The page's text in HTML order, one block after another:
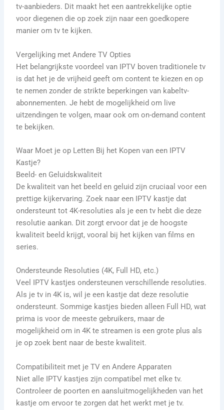
tv-aanbieders. Dit maakt het een aantrekkelijke optie
voor diegenen die op zoek zijn naar een goedkopere
manier om tv te kijken.
Vergelijking met Andere TV Opties
Het belangrijkste voordeel van IPTV boven traditionele tv
is dat het je de vrijheid geeft om content te kiezen en op
te nemen zonder de strikte beperkingen van kabeltv-
abonnementen. Je hebt de mogelijkheid om live
uitzendingen te volgen, maar ook om on-demand content
te bekijken.
Waar Moet je op Letten Bij het Kopen van een IPTV
Kastje?
Beeld- en Geluidskwaliteit
De kwaliteit van het beeld en geluid zijn cruciaal voor een
prettige kijkervaring. Zoek naar een IPTV kastje dat
ondersteunt tot 4K-resoluties als je een tv hebt die deze
resolutie aankan. Dit zorgt ervoor dat je de hoogste
kwaliteit beeld krijgt, vooral bij het kijken van films en
series.
Ondersteunde Resoluties (4K, Full HD, etc.)
Veel IPTV kastjes ondersteunen verschillende resoluties.
Als je tv in 4K is, wil je een kastje dat deze resolutie
ondersteunt. Sommige kastjes bieden alleen Full HD, wat
prima is voor de meeste gebruikers, maar de
mogelijkheid om in 4K te streamen is een grote plus als
je op zoek bent naar de beste kwaliteit.
Compatibiliteit met je TV en Andere Apparaten
Niet alle IPTV kastjes zijn compatibel met elke tv.
Controleer de poorten en aansluitmogelijkheden van het
kastje om ervoor te zorgen dat het werkt met je tv.